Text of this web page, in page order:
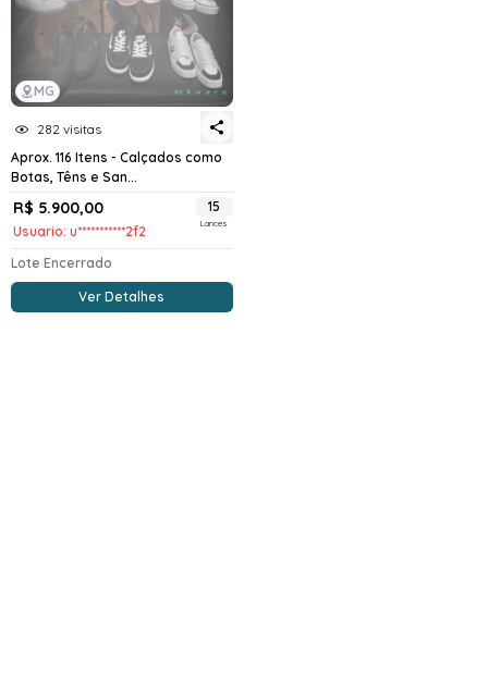
MG
282 visitas
Aprox. 116 Itens - Calçados como
Botas, Têns e San...
R$ 5.900,00
Usuario: u***********2f2
15
Lances
Lote Encerrado
Ver Detalhes